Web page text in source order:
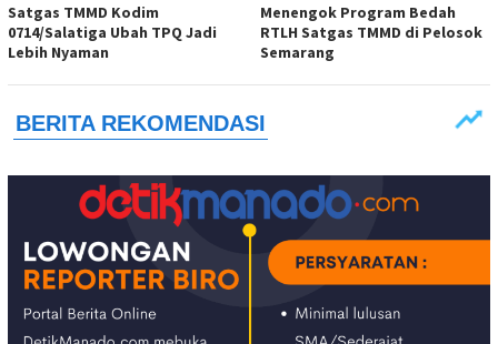
Satgas TMMD Kodim
0714/Salatiga Ubah TPQ Jadi
Lebih Nyaman
Menengok Program Bedah
RTLH Satgas TMMD di Pelosok
Semarang